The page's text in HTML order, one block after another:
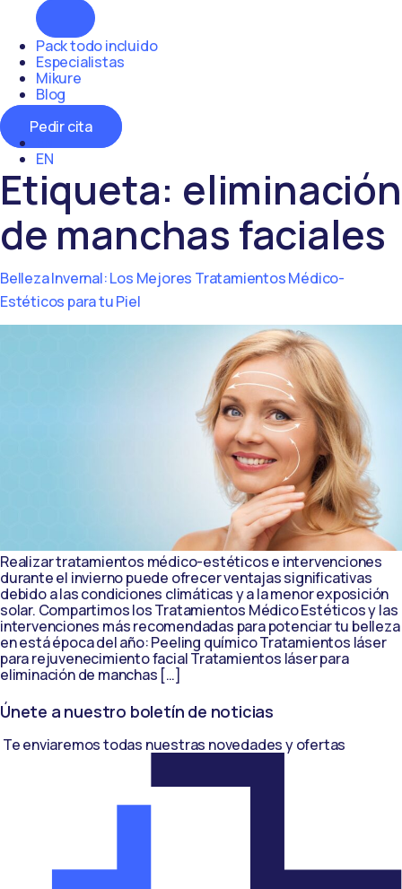
Pack todo incluido
Especialistas
Mikure
Blog
Contacto
Pedir cita
EN
EN
Etiqueta: eliminación
de manchas faciales
Belleza Invernal: Los Mejores Tratamientos Médico-
Estéticos para tu Piel
Realizar tratamientos médico-estéticos e intervenciones
durante el invierno puede ofrecer ventajas significativas
debido a las condiciones climáticas y a la menor exposición
solar. Compartimos los Tratamientos Médico Estéticos y las
intervenciones más recomendadas para potenciar tu belleza
en está época del año: Peeling químico Tratamientos láser
para rejuvenecimiento facial Tratamientos láser para
eliminación de manchas […]
Únete a nuestro boletín de noticias
Te enviaremos todas nuestras novedades y ofertas